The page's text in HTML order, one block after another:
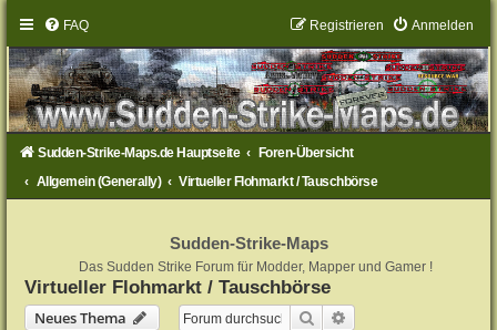
FAQ Anmelden
Registrieren
Sudden-Strike-Maps.de Hauptseite
Foren-Übersicht
Allgemein (Generally)
Virtueller Flohmarkt / Tauschbörse
Sudden-Strike-Maps
Das Sudden Strike Forum für Modder, Mapper und Gamer !
Virtueller Flohmarkt / Tauschbörse
Neues Thema
Suche